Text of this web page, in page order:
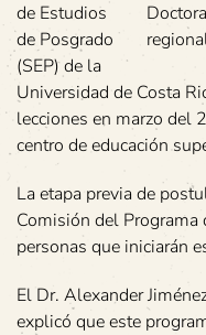
de Estudios
de Posgrado
(SEP) de la
Universidad de Costa
lecciones en marzo del
centro de educación
La etapa previa de
Comisión del Programa
personas que iniciarán
El Dr. Alexander
explicó que este